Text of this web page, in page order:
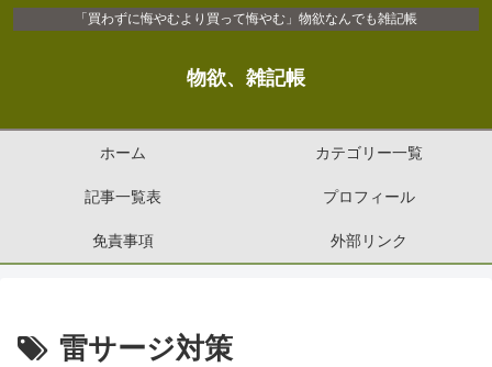
「買わずに悔やむより買って悔やむ」物欲なんでも雑記帳
物欲、雑記帳
ホーム カテゴリー一覧
記事一覧表 プロフィール
免責事項 外部リンク
雷サージ対策